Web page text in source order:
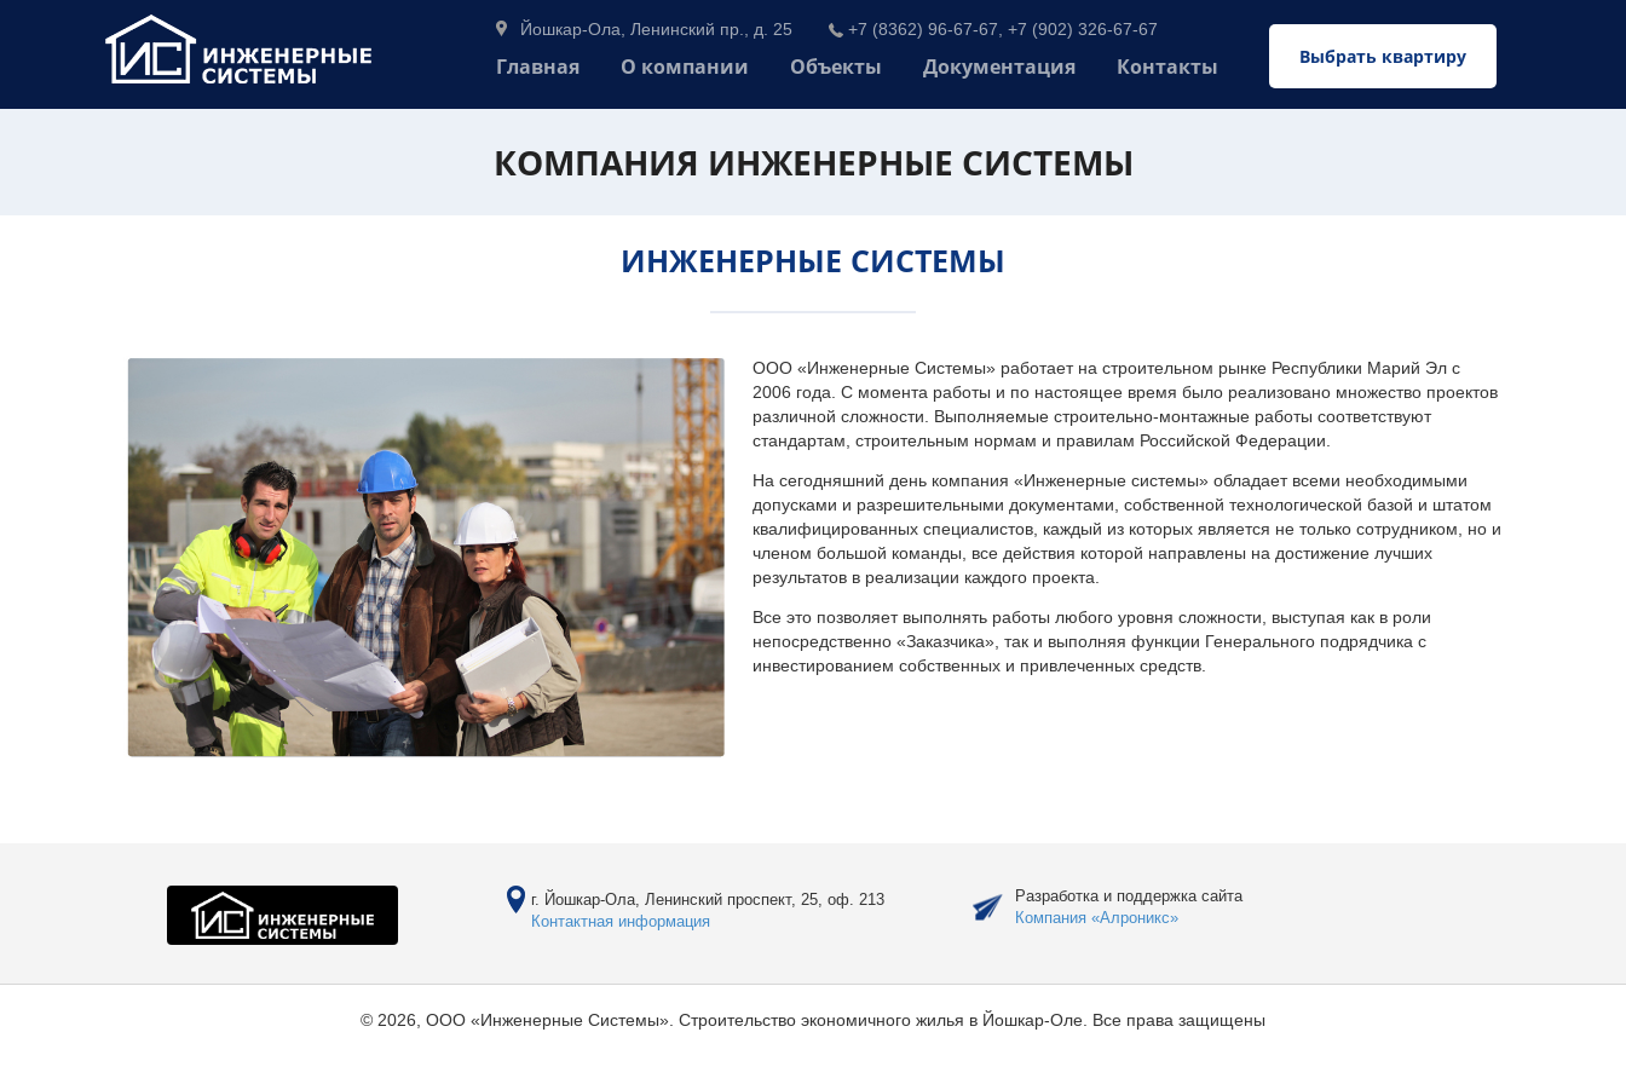
Выбрать квартиру
Йошкар-Ола, Ленинский пр., д. 25 +7 (8362) 96-67-67, +7 (902) 326-67-67
Главная О компании Объекты Документация Контакты
КОМПАНИЯ ИНЖЕНЕРНЫЕ СИСТЕМЫ
ИНЖЕНЕРНЫЕ СИСТЕМЫ
ООО «Инженерные Системы» работает на строительном рынке Республики Марий Эл с
2006 года. С момента работы и по настоящее время было реализовано множество проектов
различной сложности. Выполняемые строительно-монтажные работы соответствуют
стандартам, строительным нормам и правилам Российской Федерации.
На сегодняшний день компания «Инженерные системы» обладает всеми необходимыми
допусками и разрешительными документами, собственной технологической базой и штатом
квалифицированных специалистов, каждый из которых является не только сотрудником, но и
членом большой команды, все действия которой направлены на достижение лучших
результатов в реализации каждого проекта.
Все это позволяет выполнять работы любого уровня сложности, выступая как в роли
непосредственно «Заказчика», так и выполняя функции Генерального подрядчика с
инвестированием собственных и привлеченных средств.
г. Йошкар-Ола, Ленинский проспект, 25, оф. 213
Контактная информация
Разработка и поддержка сайта
Компания «Алроникс»
© 2026, ООО «Инженерные Системы». Строительство экономичного жилья в Йошкар-Оле. Все права защищены